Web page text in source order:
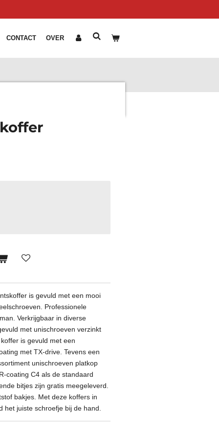
CONTACT OVER
is gevuld met een mooi
Professionele
Verkrijgbaar in diverse
met unischroeven verzinkt
is gevuld met een
met TX-drive. Tevens een
unischroeven platkop
coating C4 als de standaard
bitjes zijn gratis meegeleverd.
bakjes. Met deze koffers in
het juiste schroefje bij de hand.